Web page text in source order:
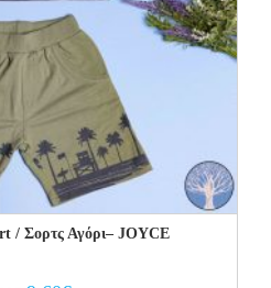
/ Σορτς Αγόρι– JOYCE